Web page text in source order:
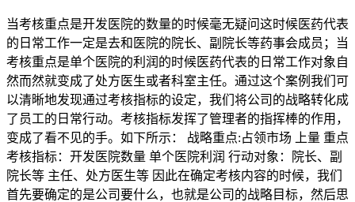
当考核重点是开发医院的数量的时候毫无疑问这时候医药代表
的日常工作一定是去和医院的院长、副院长等药事会成员；当
考核重点是单个医院的利润的时候医药代表的日常工作对象自
然而然就变成了处方医生或者科室主任。通过这个案例我们可
以清晰地发现通过考核指标的设定，我们将公司的战略转化成
了员工的日常行动。考核指标发挥了管理者的指挥棒的作用，
变成了看不见的手。如下所示： 战略重点:占领市场 上量 重点
考核指标：开发医院数量 单个医院利润 行动对象：院长、副
院长等 主任、处方医生等 因此在确定考核内容的时候，我们
首先要确定的是公司要什么，也就是公司的战略目标，然后思